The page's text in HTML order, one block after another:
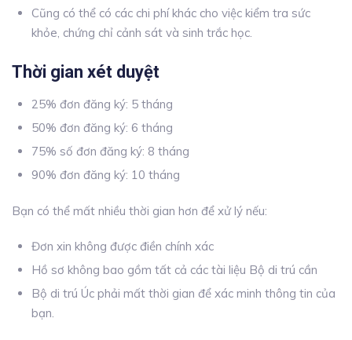
Cũng có thể có các chi phí khác cho việc kiểm tra sức
khỏe, chứng chỉ cảnh sát và sinh trắc học.
Thời gian xét duyệt
25% đơn đăng ký: 5 tháng
50% đơn đăng ký: 6 tháng
75% số đơn đăng ký: 8 tháng
90% đơn đăng ký: 10 tháng
Bạn có thể mất nhiều thời gian hơn để xử lý nếu:
Đơn xin không được điền chính xác
Hồ sơ không bao gồm tất cả các tài liệu Bộ di trú cần
Bộ di trú Úc phải mất thời gian để xác minh thông tin của
bạn.